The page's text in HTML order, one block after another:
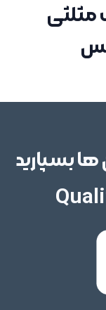
مثلثی
بسپارید